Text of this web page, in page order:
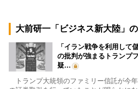
大前研一「ビジネス新大陸」
「イラン戦争を利用して
の批判が強まるトランプ
疑…
トランプ大統領のファミリー信託が今